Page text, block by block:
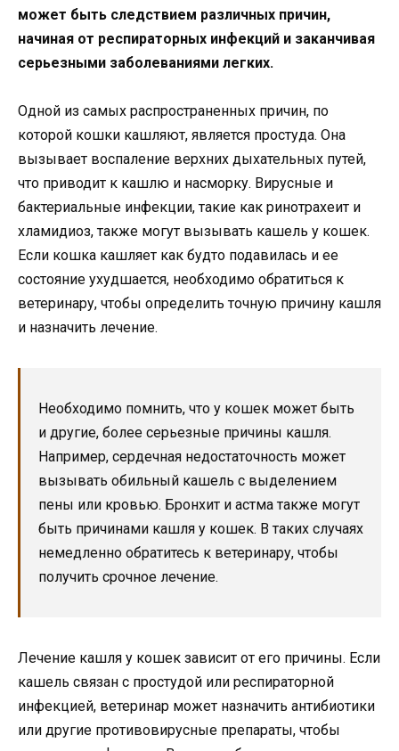
может быть следствием различных причин,
начиная от респираторных инфекций и заканчивая
серьезными заболеваниями легких.
Одной из самых распространенных причин, по
которой кошки кашляют, является простуда. Она
вызывает воспаление верхних дыхательных путей,
что приводит к кашлю и насморку. Вирусные и
бактериальные инфекции, такие как ринотрахеит и
хламидиоз, также могут вызывать кашель у кошек.
Если кошка кашляет как будто подавилась и ее
состояние ухудшается, необходимо обратиться к
ветеринару, чтобы определить точную причину кашля
и назначить лечение.
Необходимо помнить, что у кошек может быть
и другие, более серьезные причины кашля.
Например, сердечная недостаточность может
вызывать обильный кашель с выделением
пены или кровью. Бронхит и астма также могут
быть причинами кашля у кошек. В таких случаях
немедленно обратитесь к ветеринару, чтобы
получить срочное лечение.
Лечение кашля у кошек зависит от его причины. Если
кашель связан с простудой или респираторной
инфекцией, ветеринар может назначить антибиотики
или другие противовирусные препараты, чтобы